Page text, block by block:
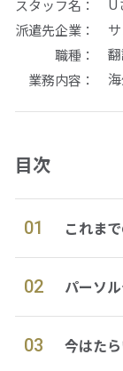
スタッフ名
派遣先企業
職種
業務内容
目次
01 これま
02 パーソ
03 今はた